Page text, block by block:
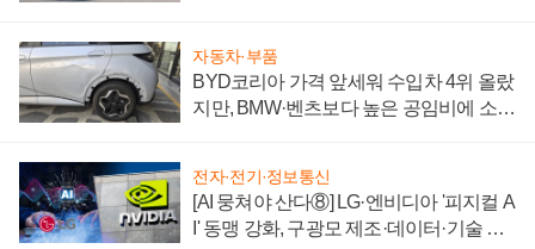
자동차·부품
BYD코리아 가격 앞세워 수입차 4위 올랐
지만, BMW·벤츠보다 높은 공임비에 소비
전자·전기·정보통신
[AI 뭉쳐야 산다⑧] LG·엔비디아 '피지컬 A
I' 동맹 강화, 구광모 제조·데이터·기술 결